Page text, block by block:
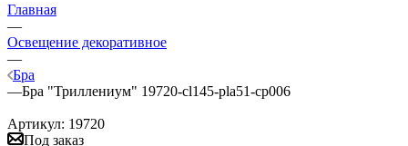
Главная
—
Освещение декоративное
—
Бра
—Бра "Триллениум" 19720-cl145-pla51-cp006
Артикул: 19720
Под заказ